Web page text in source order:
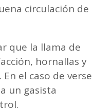
circulación de
que la llama de
hornallas y
el caso de verse
un gasista